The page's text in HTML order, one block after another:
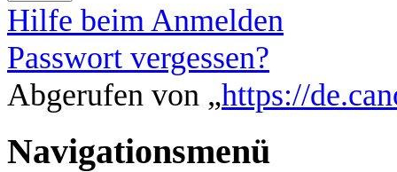
Hilfe beim Anmelden
Passwort vergessen?
Abgerufen von „https://
Navigationsmenü